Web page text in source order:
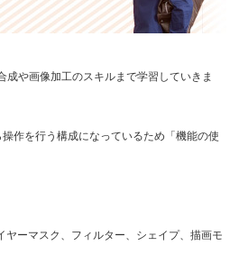
や画像加工のスキルまで学習していきま
作を行う構成になっているため「機能の使
ーマスク、フィルター、シェイプ、描画モ